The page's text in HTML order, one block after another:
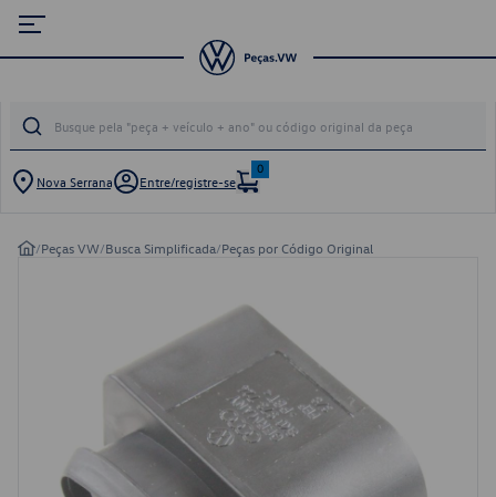
Nova Serrana Entre/registre-se
0
/Peças VW/Busca Simplificada/Peças por Código Original